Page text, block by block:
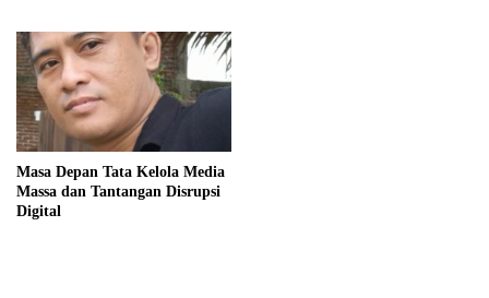
Masa Depan Tata Kelola Media
Massa dan Tantangan Disrupsi
Digital